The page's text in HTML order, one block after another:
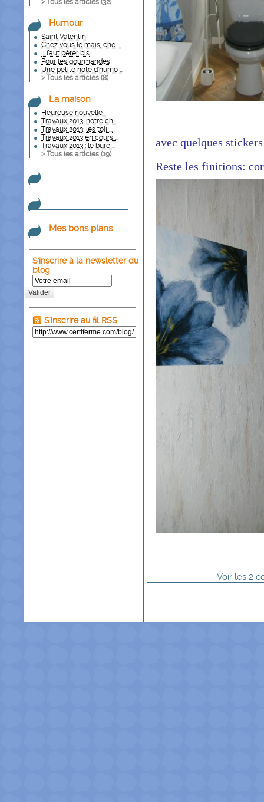
> Tous les articles (32)
Humour
Saint Valentin
Chez vous le maïs, che ...
Il faut péter bis
Pour les gourmandes
Une petite note d'humo ...
> Tous les articles (8)
La maison
Heureuse nouvelle !
Travaux 2013: notre ch ...
Travaux 2013: les toil ...
Travaux 2013 en cours ...
Travaux 2013 : le bure ...
> Tous les articles (19)
Mes bons plans
S'inscrire à la newsletter du
blog
Valider
S'inscrire au fil RSS
avec quelques
Reste les finitions:
Voir les 2